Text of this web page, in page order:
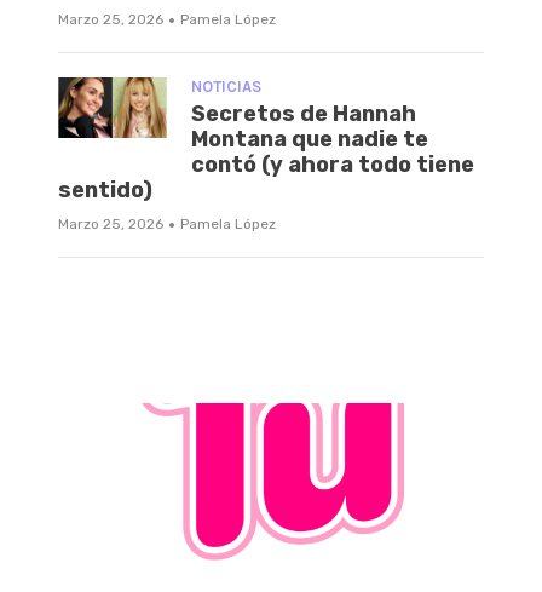
Marzo 25, 2026 · Pamela López
NOTICIAS
Secretos de Hannah
Montana que nadie te
contó (y ahora todo tiene
sentido)
Marzo 25, 2026 · Pamela López